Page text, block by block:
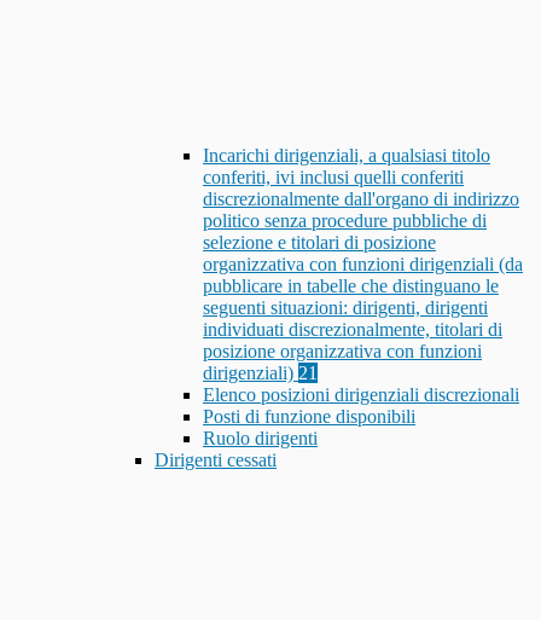
Incarichi dirigenziali, a qualsiasi titolo
conferiti, ivi inclusi quelli conferiti
discrezionalmente dall'organo di indirizzo
politico senza procedure pubbliche di
selezione e titolari di posizione
organizzativa con funzioni dirigenziali (da
pubblicare in tabelle che distinguano le
seguenti situazioni: dirigenti, dirigenti
individuati discrezionalmente, titolari di
posizione organizzativa con funzioni
dirigenziali) 21
Elenco posizioni dirigenziali discrezionali
Posti di funzione disponibili
Ruolo dirigenti
Dirigenti cessati